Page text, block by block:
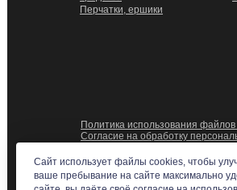
Перчатки, ершики
Политика использования
Согласие на обработку
Сайт использует файлы cookies, чтобы
ваше пребывание на сайте максимально